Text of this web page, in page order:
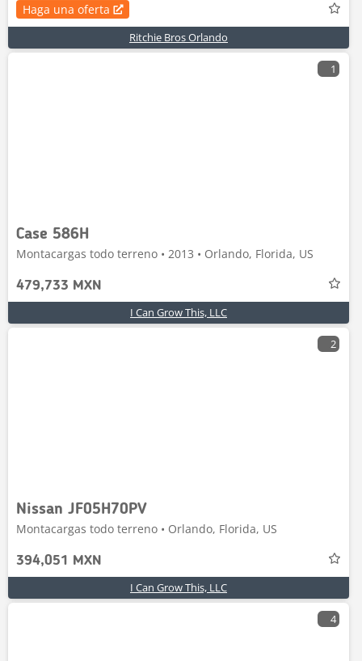
Haga una oferta
Ritchie Bros Orlando
1
Case 586H
Montacargas todo terreno • 2013 • Orlando, Florida, US
479,733 MXN
I Can Grow This, LLC
2
Nissan JF05H70PV
Montacargas todo terreno • Orlando, Florida, US
394,051 MXN
I Can Grow This, LLC
4